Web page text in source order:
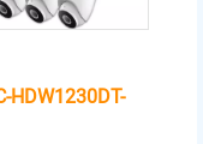
HDW1230DT-